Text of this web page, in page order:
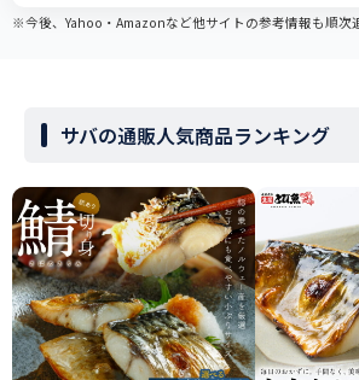
※今後、Yahoo・Amazonなど他サイトの参考情報も順次
サバの通販人気商品ランキング